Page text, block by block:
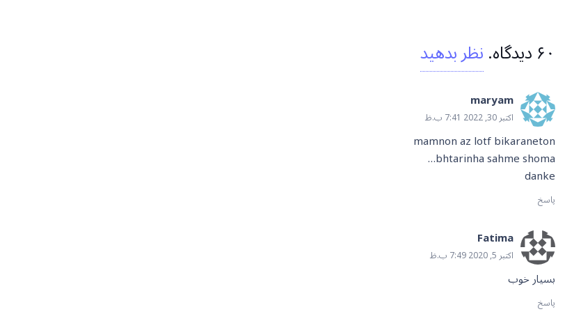
۶۰دیدگاه.نظر بدهید
maryam
اکتبر 30, 2022 7:41 ب.ظ
mamnon az lotf bikaraneton
bhtarinha sahme shoma…
danke
پاسخ
Fatima
اکتبر 5, 2020 7:49 ب.ظ
بسیار خوب
پاسخ